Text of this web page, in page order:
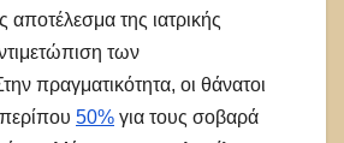
της ιατρικής
των
πραγματικότητα, οι θάνατοι
50% για τους σοβαρά